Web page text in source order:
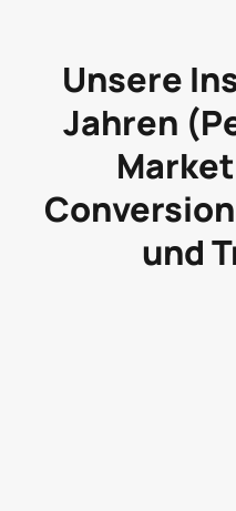
Unsere
Jahren
und